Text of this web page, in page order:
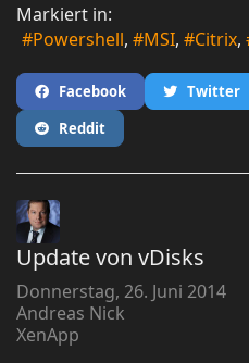
Markiert in:
Powershell
MSI Citrix
Facebook Twitter
Reddit
Update von vDisks
Donnerstag, 26. Juni 2014
Andreas Nick
XenApp